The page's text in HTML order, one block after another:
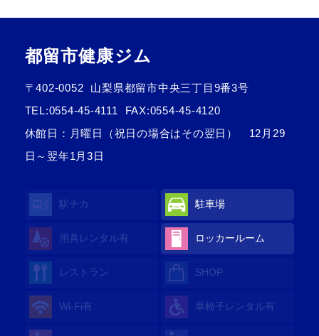
都留市健康ジム
〒402-0052
山梨県都留市中央三丁目9番3号
TEL:0554-45-4111
FAX:0554-45-4120
休館日：月曜日（祝日の場合はその翌日） 12月29
日～翌年1月3日
駅チカ 駐車場
用具レンタル有 ロッカールーム
レストラン SHOP
Wi-Fi有 車椅子レンタル有